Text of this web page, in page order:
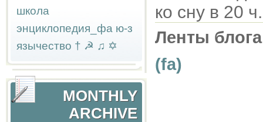
школа
энциклопедия_фа ю-з
язычество † ☭ ♫ ✡
MONTHLY
ARCHIVE
ко сну в 20 ч.
Ленты
(fa)